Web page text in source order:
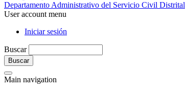
Departamento Administrativo del Servicio Civil Distrital
User account menu
Iniciar sesión
Buscar
Main navigation